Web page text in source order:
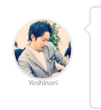
Yoshinori